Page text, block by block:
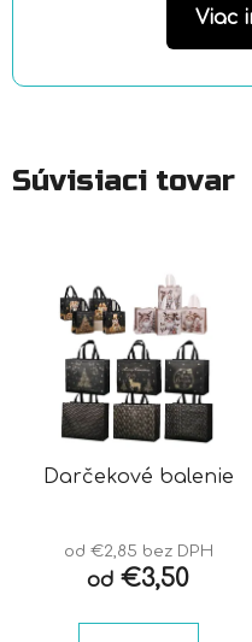
Viac
Súvisiaci tovar
Darčekové balenie
od €2,85 bez DPH
od €3,50